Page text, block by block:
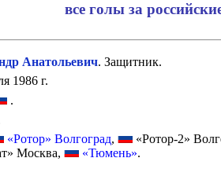
все голы за
Анатольевич. Защитник.
1986 г.
.
«Ротор» Волгоград, «Ротор-2»
Москва, «Тюмень».